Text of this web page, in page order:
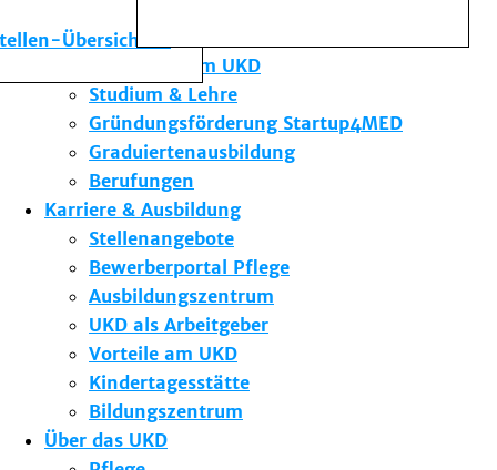
Übersicht
Die Institute des UKD
Forschung am UKD
Studium & Lehre
Gründungsförderung Startup4MED
Graduiertenausbildung
Berufungen
Karriere & Ausbildung
Stellenangebote
Bewerberportal Pflege
Ausbildungszentrum
UKD als Arbeitgeber
Vorteile am UKD
Kindertagesstätte
Bildungszentrum
Über das UKD